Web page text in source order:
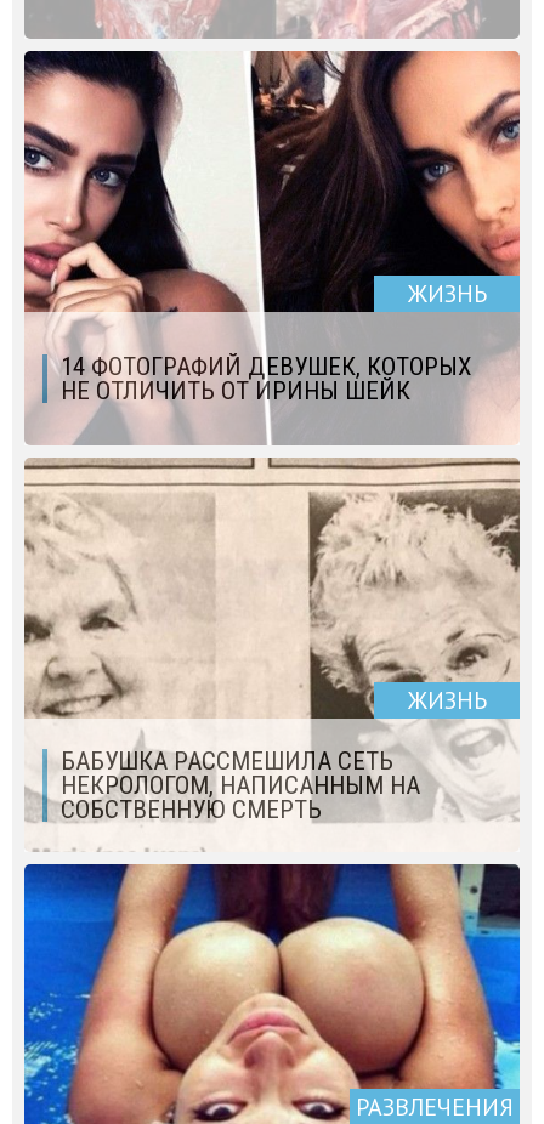
ЖИЗНЬ
14 ФОТОГРАФИЙ ДЕВУШЕК, КОТОРЫХ
НЕ ОТЛИЧИТЬ ОТ ИРИНЫ ШЕЙК
ЖИЗНЬ
БАБУШКА РАССМЕШИЛА СЕТЬ
НЕКРОЛОГОМ, НАПИСАННЫМ НА
СОБСТВЕННУЮ СМЕРТЬ
РАЗВЛЕЧЕНИЯ